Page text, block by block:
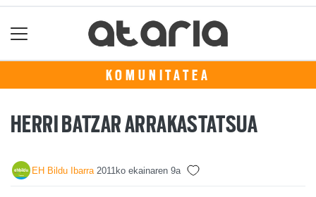
KOMUNITATEA
HERRI BATZAR ARRAKASTATSUA
EH Bildu Ibarra 2011ko ekainaren 9a